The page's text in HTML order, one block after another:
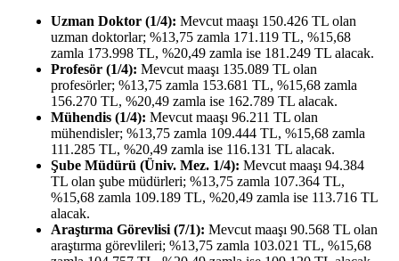
Uzman Doktor (1/4): Mevcut maaşı 150.426 TL olan
uzman doktorlar; %13,75 zamla 171.119 TL, %15,68
zamla 173.998 TL, %20,49 zamla ise 181.249 TL alacak.
Profesör (1/4): Mevcut maaşı 135.089 TL olan
profesörler; %13,75 zamla 153.681 TL, %15,68 zamla
156.270 TL, %20,49 zamla ise 162.789 TL alacak.
Mühendis (1/4): Mevcut maaşı 96.211 TL olan
mühendisler; %13,75 zamla 109.444 TL, %15,68 zamla
111.285 TL, %20,49 zamla ise 116.131 TL alacak.
Şube Müdürü (Üniv. Mez. 1/4): Mevcut maaşı 94.384
TL olan şube müdürleri; %13,75 zamla 107.364 TL,
%15,68 zamla 109.189 TL, %20,49 zamla ise 113.716 TL
alacak.
Araştırma Görevlisi (7/1): Mevcut maaşı 90.568 TL olan
araştırma görevlileri; %13,75 zamla 103.021 TL, %15,68